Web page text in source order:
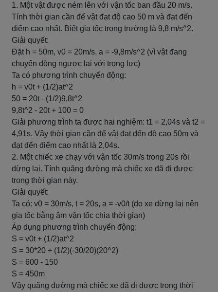
1. Một vật được ném lên với vận tốc ban đầu 20 m/s.
Tính thời gian cần để vật đạt độ cao 50 m và đạt đến
điểm cao nhất. Biết gia tốc trọng trường là 9,8 m/s^2.
Giải quyết:
Đặt h = 50m, v0 = 20m/s, a = -9,8m/s^2 (vì vật đang
chuyển động ngược lại với trọng lực)
Ta có phương trình chuyển động:
h = v0t + (1/2)at^2
50 = 20t - (1/2)9,8t^2
9,8t^2 - 20t + 100 = 0
Giải phương trình ta được hai nghiệm: t1 = 2,04s và t2 =
4,91s. Vậy thời gian cần để vật đạt đến độ cao 50m và
đạt đến điểm cao nhất là 2,04s.
2. Một chiếc xe chạy với vận tốc 30m/s trong 20s rồi
dừng lại. Tính quãng đường mà chiếc xe đã đi được
trong thời gian này.
Giải quyết:
Ta có: v0 = 30m/s, t = 20s, a = -v0/t (do xe dừng lại nên
gia tốc bằng âm vận tốc chia thời gian)
Áp dụng phương trình chuyển động:
S = v0t + (1/2)at^2
S = 30*20 + (1/2)(-30/20)(20^2)
S = 600 - 150
S = 450m
Vậy quãng đường mà chiếc xe đã đi được trong thời